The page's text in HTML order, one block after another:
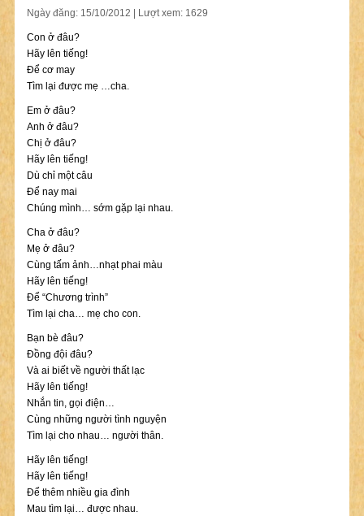
Ngày đăng: 15/10/2012 | Lượt xem: 1629
Con ở đâu?
Hãy lên tiếng!
Để cơ may
Tìm lại được mẹ …cha.
Em ở đâu?
Anh ở đâu?
Chị ở đâu?
Hãy lên tiếng!
Dù chỉ một câu
Để nay mai
Chúng mình… sớm gặp lại nhau.
Cha ở đâu?
Mẹ ở đâu?
Cùng tấm ảnh…nhạt phai màu
Hãy lên tiếng!
Để “Chương trình”
Tìm lại cha… mẹ cho con.
Bạn bè đâu?
Đồng đội đâu?
Và ai biết về người thất lạc
Hãy lên tiếng!
Nhắn tin, gọi điện…
Cùng những người tình nguyện
Tìm lại cho nhau… người thân.
Hãy lên tiếng!
Hãy lên tiếng!
Để thêm nhiều gia đình
Mau tìm lại… được nhau.